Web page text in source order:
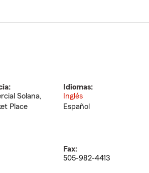
Solana,
Place
Idiomas:
Inglés
Español
Fax:
505-982-4413